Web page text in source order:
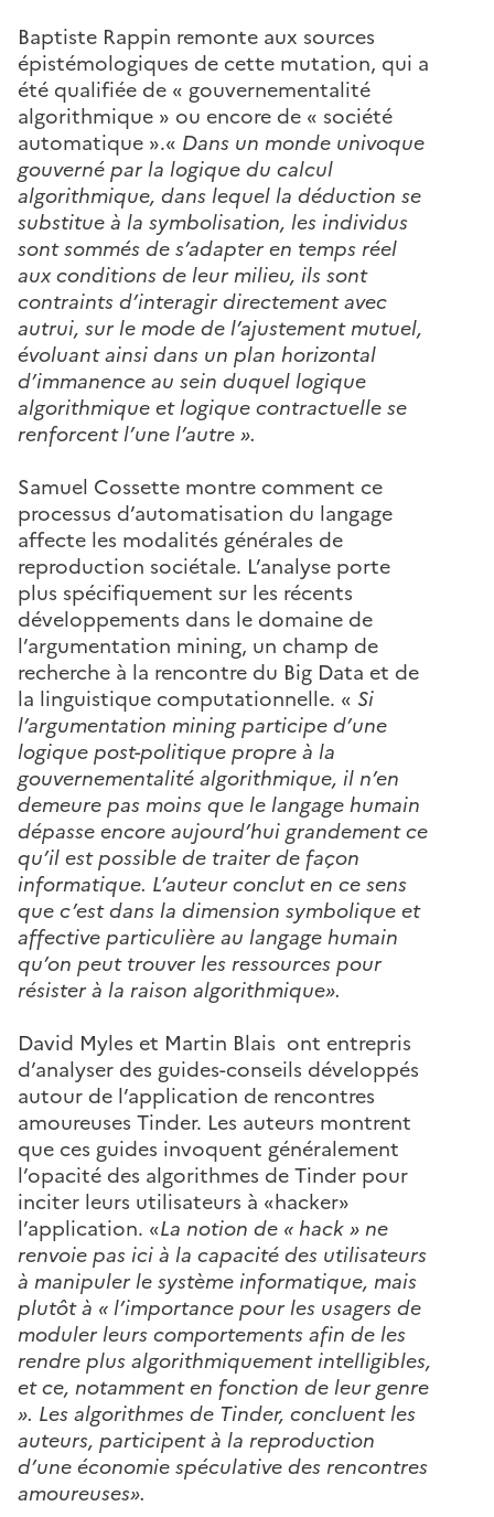
Baptiste Rappin remonte aux sources
épistémologiques de cette mutation, qui a
été qualifiée de « gouvernementalité
algorithmique » ou encore de « société
automatique ».« Dans un monde univoque
gouverné par la logique du calcul
algorithmique, dans lequel la déduction se
substitue à la symbolisation, les individus
sont sommés de s’adapter en temps réel
aux conditions de leur milieu, ils sont
contraints d’interagir directement avec
autrui, sur le mode de l’ajustement mutuel,
évoluant ainsi dans un plan horizontal
d’immanence au sein duquel logique
algorithmique et logique contractuelle se
renforcent l’une l’autre ».
Samuel Cossette montre comment ce
processus d’automatisation du langage
affecte les modalités générales de
reproduction sociétale. L’analyse porte
plus spécifiquement sur les récents
développements dans le domaine de
l’argumentation mining, un champ de
recherche à la rencontre du Big Data et de
la linguistique computationnelle. « Si
l’argumentation mining participe d’une
logique post-politique propre à la
gouvernementalité algorithmique, il n’en
demeure pas moins que le langage humain
dépasse encore aujourd’hui grandement ce
qu’il est possible de traiter de façon
informatique. L’auteur conclut en ce sens
que c’est dans la dimension symbolique et
affective particulière au langage humain
qu’on peut trouver les ressources pour
résister à la raison algorithmique».
David Myles et Martin Blais ont entrepris
d’analyser des guides-conseils développés
autour de l’application de rencontres
amoureuses Tinder. Les auteurs montrent
que ces guides invoquent généralement
l’opacité des algorithmes de Tinder pour
inciter leurs utilisateurs à «hacker»
l’application. «La notion de « hack » ne
renvoie pas ici à la capacité des utilisateurs
à manipuler le système informatique, mais
plutôt à « l’importance pour les usagers de
moduler leurs comportements afin de les
rendre plus algorithmiquement intelligibles,
et ce, notamment en fonction de leur genre
». Les algorithmes de Tinder, concluent les
auteurs, participent à la reproduction
d’une économie spéculative des rencontres
amoureuses».